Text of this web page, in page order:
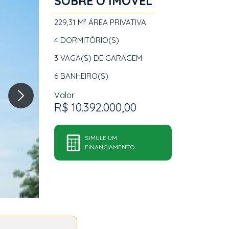
229,31 M² ÁREA PRIVATIVA
4 DORMITÓRIO(S)
3 VAGA(S) DE GARAGEM
6 BANHEIRO(S)
Valor
R$ 10.392.000,00
SIMULE UM
FINANCIAMENTO